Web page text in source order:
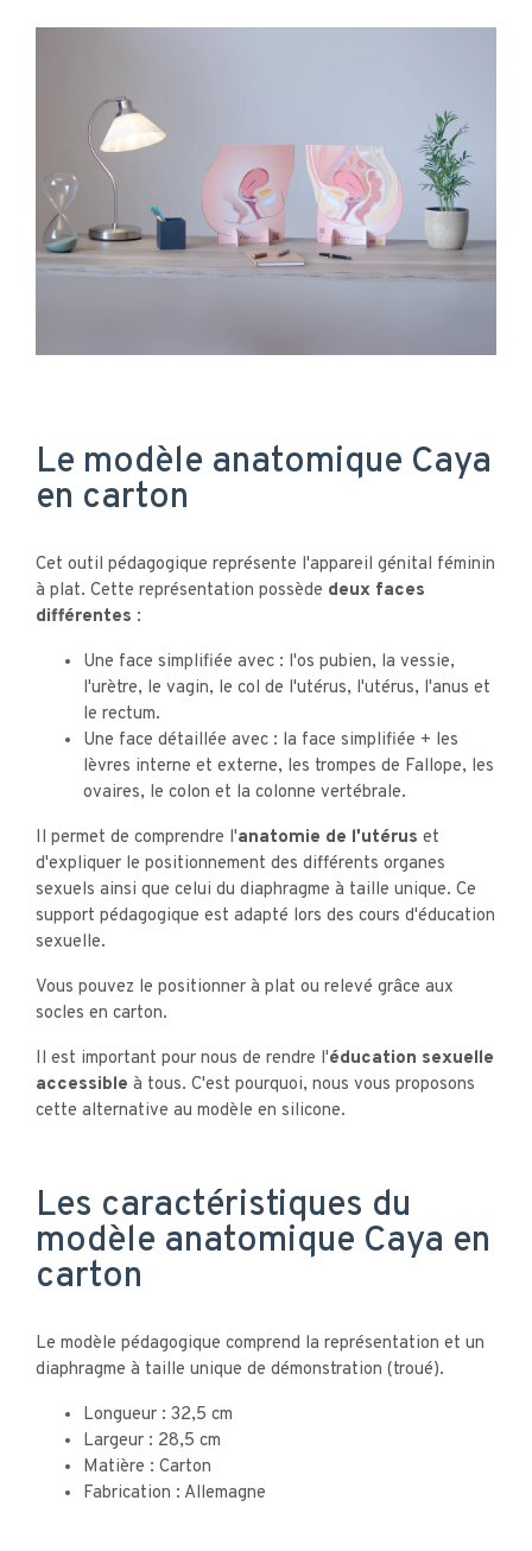
Le modèle anatomique Caya
en carton
Cet outil pédagogique représente l'appareil génital féminin
à plat. Cette représentation possède deux faces
différentes :
Une face simplifiée avec : l'os pubien, la vessie,
l'urètre, le vagin, le col de l'utérus, l'utérus, l'anus et
le rectum.
Une face détaillée avec : la face simplifiée + les
lèvres interne et externe, les trompes de Fallope, les
ovaires, le colon et la colonne vertébrale.
Il permet de comprendre l'anatomie de l'utérus et
d'expliquer le positionnement des différents organes
sexuels ainsi que celui du diaphragme à taille unique. Ce
support pédagogique est adapté lors des cours d'éducation
sexuelle.
Vous pouvez le positionner à plat ou relevé grâce aux
socles en carton.
Il est important pour nous de rendre l'éducation sexuelle
accessible à tous. C'est pourquoi, nous vous proposons
cette alternative au modèle en silicone.
Les caractéristiques du
modèle anatomique Caya en
carton
Le modèle pédagogique comprend la représentation et un
diaphragme à taille unique de démonstration (troué).
Longueur : 32,5 cm
Largeur : 28,5 cm
Matière : Carton
Fabrication : Allemagne